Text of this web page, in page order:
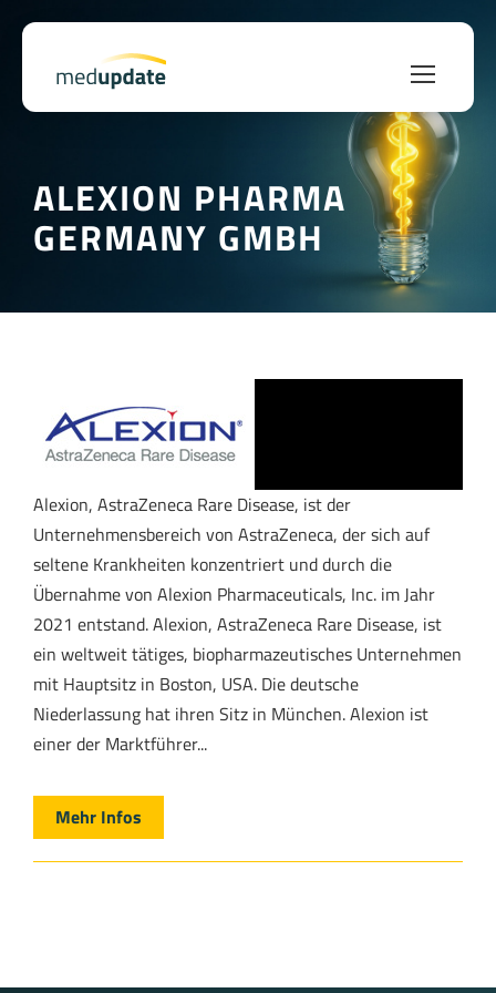
ALEXION PHARMA
GERMANY GMBH
Alexion, AstraZeneca Rare Disease, ist der
Unternehmensbereich von AstraZeneca, der sich auf
seltene Krankheiten konzentriert und durch die
Übernahme von Alexion Pharmaceuticals, Inc. im Jahr
2021 entstand. Alexion, AstraZeneca Rare Disease, ist
ein weltweit tätiges, biopharmazeutisches Unternehmen
mit Hauptsitz in Boston, USA. Die deutsche
Niederlassung hat ihren Sitz in München. Alexion ist
einer der Marktführer...
Mehr Infos